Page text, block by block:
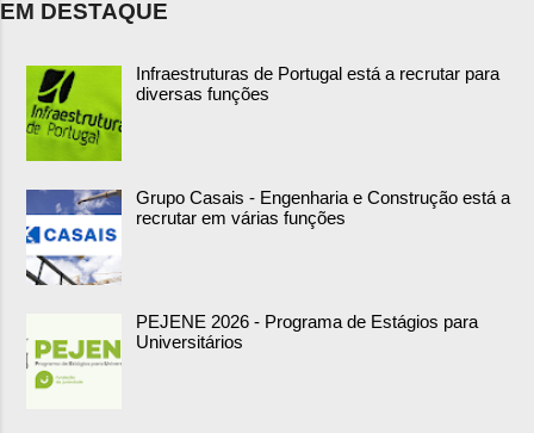
EM DESTAQUE
Infraestruturas de Portugal está a recrutar para
diversas funções
Grupo Casais - Engenharia e Construção está a
recrutar em várias funções
PEJENE 2026 - Programa de Estágios para
Universitários